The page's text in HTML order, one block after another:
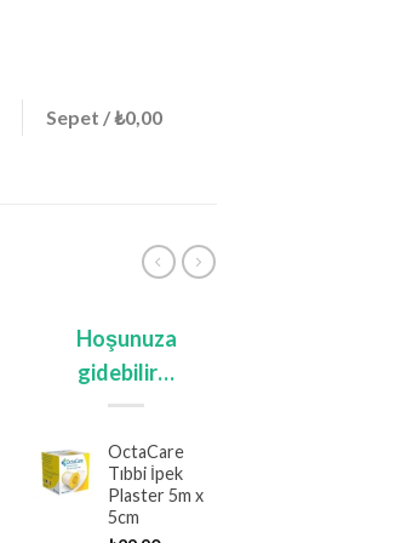
Sepet /₺0,00
Hoşunuza
gidebilir…
OctaCare
Tıbbi İpek
Plaster 5m x
5cm